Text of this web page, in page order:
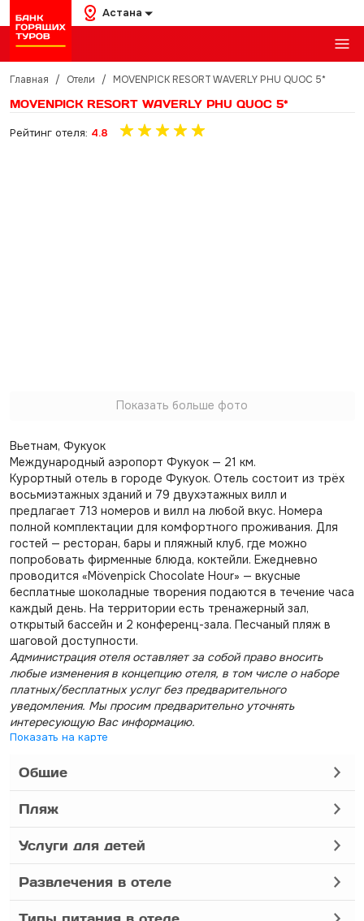
Астана
Главная / Отели / MOVENPICK RESORT WAVERLY PHU QUOC 5*
MOVENPICK RESORT WAVERLY PHU QUOC 5*
Рейтинг отеля: 4.8
Показать больше фото
Вьетнам, Фукуок
Международный аэропорт Фукуок — 21 км.
Курортный отель в городе Фукуок. Отель состоит из трёх
восьмиэтажных зданий и 79 двухэтажных вилл и
предлагает 713 номеров и вилл на любой вкус. Номера
полной комплектации для комфортного проживания. Для
гостей — ресторан, бары и пляжный клуб, где можно
попробовать фирменные блюда, коктейли. Ежедневно
проводится «Mövenpick Chocolate Hour» — вкусные
бесплатные шоколадные творения подаются в течение часа
каждый день. На территории есть тренажерный зал,
открытый бассейн и 2 конференц-зала. Песчаный пляж в
шаговой доступности.
Администрация отеля оставляет за собой право вносить
любые изменения в концепцию отеля, в том числе о наборе
платных/бесплатных услуг без предварительного
уведомления. Мы просим предварительно уточнять
интересующую Вас информацию.
Показать на карте
Общие
Пляж
Услуги для детей
Развлечения в отеле